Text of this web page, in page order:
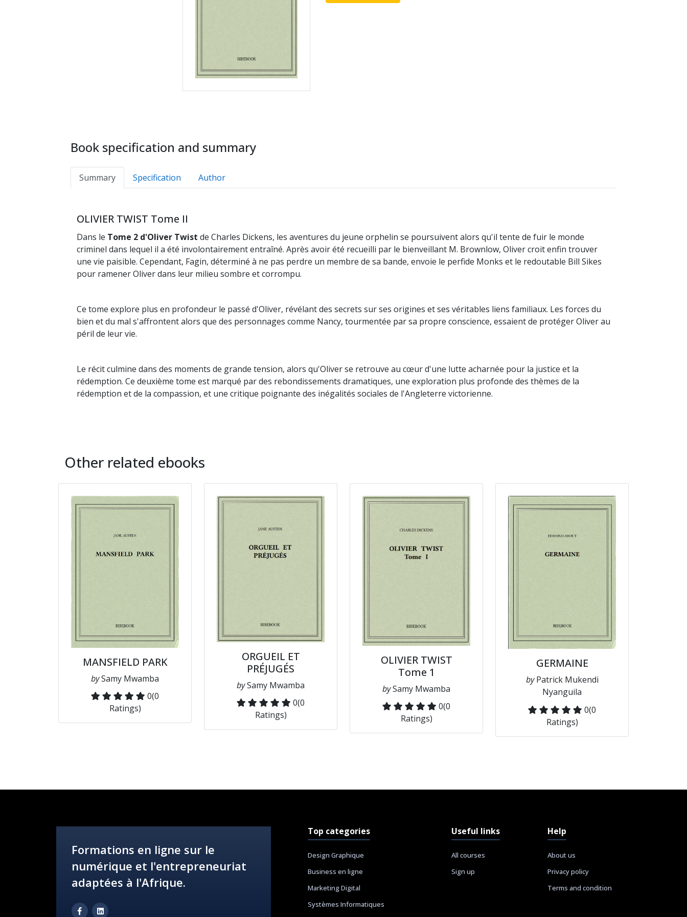
Book specification and summary
Summary Specification Author
OLIVIER TWIST Tome II
Dans le Tome 2 d'Oliver Twist de Charles Dickens, les aventures du jeune orphelin se poursuivent alors qu'il tente de fuir le monde
criminel dans lequel il a été involontairement entraîné. Après avoir été recueilli par le bienveillant M. Brownlow, Oliver croit enfin trouver
une vie paisible. Cependant, Fagin, déterminé à ne pas perdre un membre de sa bande, envoie le perfide Monks et le redoutable Bill Sikes
pour ramener Oliver dans leur milieu sombre et corrompu.
Ce tome explore plus en profondeur le passé d'Oliver, révélant des secrets sur ses origines et ses véritables liens familiaux. Les forces du
bien et du mal s'affrontent alors que des personnages comme Nancy, tourmentée par sa propre conscience, essaient de protéger Oliver au
péril de leur vie.
Le récit culmine dans des moments de grande tension, alors qu'Oliver se retrouve au cœur d'une lutte acharnée pour la justice et la
rédemption. Ce deuxième tome est marqué par des rebondissements dramatiques, une exploration plus profonde des thèmes de la
rédemption et de la compassion, et une critique poignante des inégalités sociales de l'Angleterre victorienne.
Other related ebooks
MANSFIELD PARK
bySamy Mwamba
0(0
Ratings)
ORGUEIL ET
PRÉJUGÉS
bySamy Mwamba
0(0
Ratings)
OLIVIER TWIST
Tome 1
bySamy Mwamba
0(0
Ratings)
GERMAINE
byPatrick Mukendi
Nyanguila
0(0
Ratings)
Top categories
Design Graphique
Business en ligne
Marketing Digital
Systèmes Informatiques
Useful links
All courses
Sign up
Help
About us
Privacy policy
Terms and condition
Formations en ligne sur le
numérique et l'entrepreneuriat
adaptées à l'Afrique.